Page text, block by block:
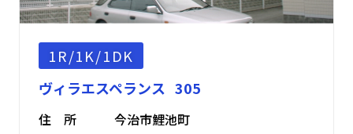
1R/1K/1DK
ヴィラエスペランス 305
住 所
今治市鯉池町